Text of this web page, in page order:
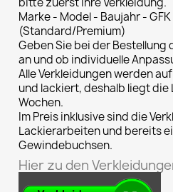
Marke - Model - Baujahr -
(Standard/Premium)
Geben Sie bei der Bestellung
an und ob individuelle
Alle Verkleidungen werden
und lackiert, deshalb liegt
Wochen.
Im Preis inklusive sind die
Lackierarbeiten und bereits
Gewindebuchsen.
Hier zu den